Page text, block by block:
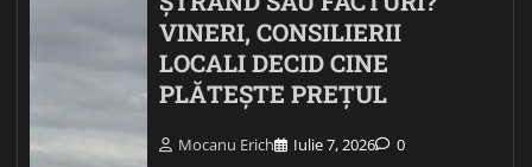
VINERI, CONSILIERII
LOCALI DECID CINE
PLĂTEȘTE PREȚUL
Mocanu Erich Iulie 7, 2026 0